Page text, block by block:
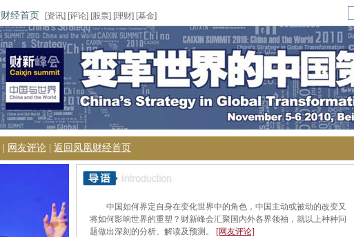
财经首页 [资讯] [评论] [股票] [理财] [基金]
网友评论 返回凤凰财经首页
中国如何界定自身在变化世界中的角色，中国主动或被动的改变又
将如何影响世界的重塑？财新峰会汇聚国内外各界领袖，就以上种种问
题做出深刻的分析、解读及预测。 [网友评论]